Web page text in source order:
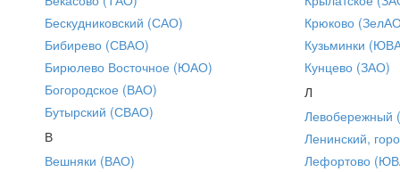
Бескудниковский (САО)
Бибирево (СВАО)
Бирюлево Восточное (ЮАО)
Богородское (ВАО)
Бутырский (СВАО)
В
Вешняки (ВАО)
Крюково
Кузьминки
Кунцево (ЗАО)
Л
Ленинский,
Лефортово